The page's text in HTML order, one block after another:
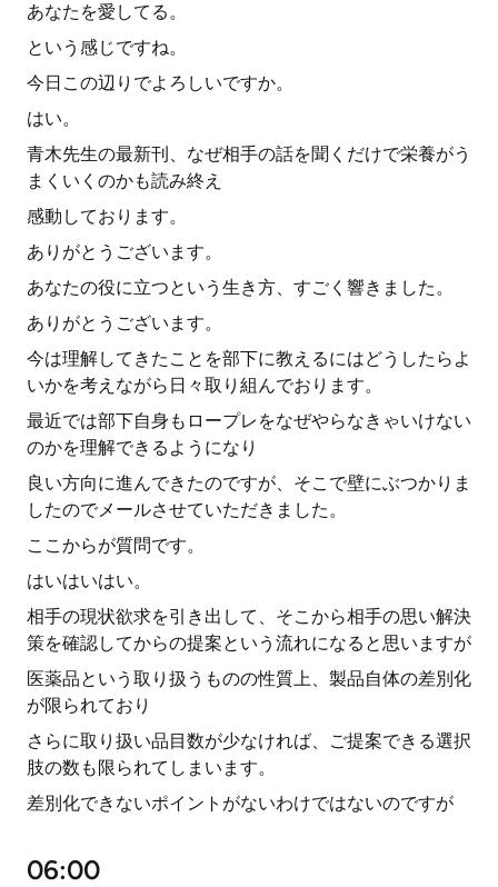
あなたを愛してる。
という感じですね。
今日この辺りでよろしいですか。
はい。
青木先生の最新刊、なぜ相手の話を聞くだけで栄養がう
まくいくのかも読み終え
感動しております。
ありがとうございます。
あなたの役に立つという生き方、すごく響きました。
ありがとうございます。
今は理解してきたことを部下に教えるにはどうしたらよ
いかを考えながら日々取り組んでおります。
最近では部下自身もロープレをなぜやらなきゃいけない
のかを理解できるようになり
良い方向に進んできたのですが、そこで壁にぶつかりま
したのでメールさせていただきました。
ここからが質問です。
はいはいはい。
相手の現状欲求を引き出して、そこから相手の思い解決
策を確認してからの提案という流れになると思いますが
医薬品という取り扱うものの性質上、製品自体の差別化
が限られており
さらに取り扱い品目数が少なければ、ご提案できる選択
肢の数も限られてしまいます。
差別化できないポイントがないわけではないのですが
06:00